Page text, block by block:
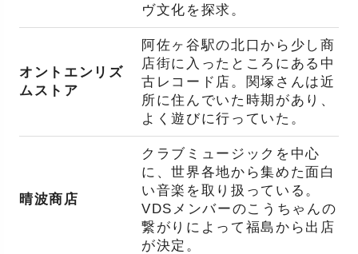
ヴ文化を探求。
オントエンリズ
ムストア
阿佐ヶ谷駅の北口から少し商
店街に入ったところにある中
古レコード店。関塚さんは近
所に住んでいた時期があり、
よく遊びに行っていた。
晴波商店
クラブミュージックを中心
に、世界各地から集めた面白
い音楽を取り扱っている。
VDSメンバーのこうちゃんの
繋がりによって福島から出店
が決定。